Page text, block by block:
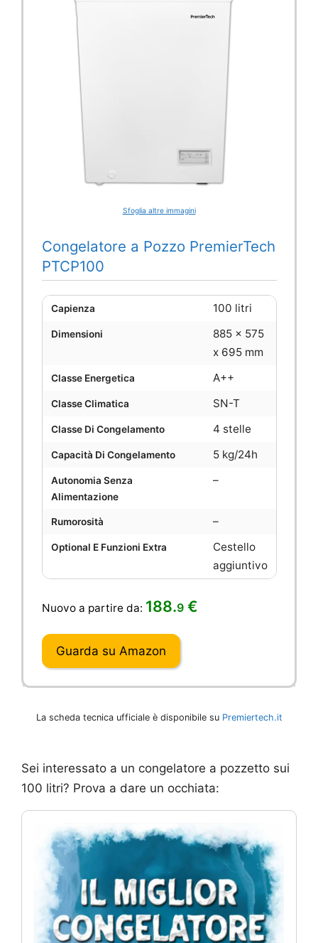
Sfoglia altre immagini
Congelatore a Pozzo PremierTech
PTCP100
Capienza 100 litri
Dimensioni
885 x 575
x 695 mm
Classe Energetica A++
Classe Climatica SN-T
Classe Di Congelamento 4 stelle
Capacità Di Congelamento 5 kg/24h
Autonomia Senza
Alimentazione
–
Rumorosità –
Optional E Funzioni Extra
Cestello
aggiuntivo
Nuovo a partire da: 188.9€
Guarda su Amazon
La scheda tecnica ufficiale è disponibile su Premiertech.it
Sei interessato a un congelatore a pozzetto sui
100 litri? Prova a dare un occhiata: